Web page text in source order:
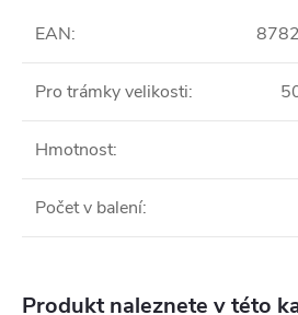
EAN:
Pro trámky velikosti:
Hmotnost:
Počet v balení:
Produkt naleznete v této